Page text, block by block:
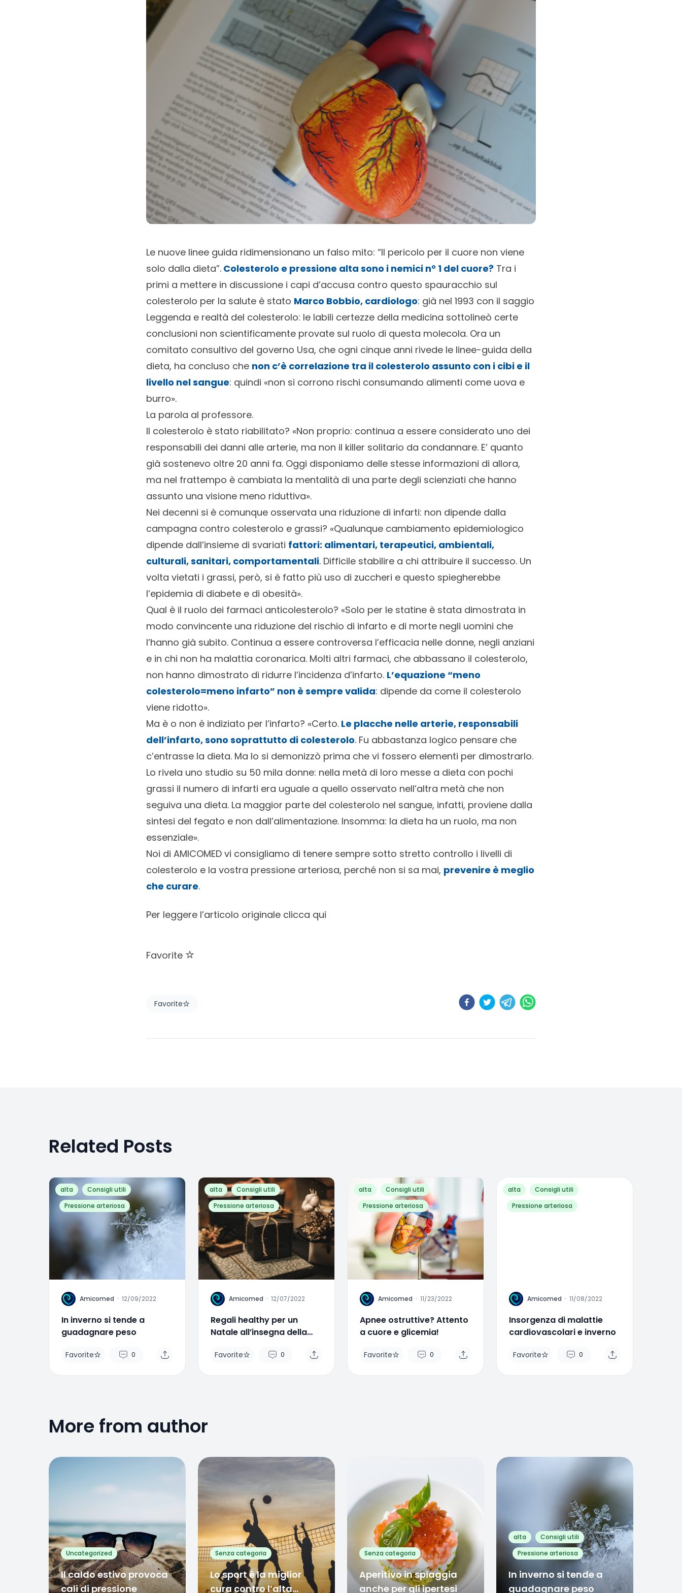
Le nuove linee guida ridimensionano un falso mito: “Il pericolo per il cuore non viene
solo dalla dieta”. Colesterolo e pressione alta sono i nemici n° 1 del cuore? Tra i
primi a mettere in discussione i capi d’accusa contro questo spauracchio sul
colesterolo per la salute è stato Marco Bobbio, cardiologo: già nel 1993 con il saggio
Leggenda e realtà del colesterolo: le labili certezze della medicina sottolineò certe
conclusioni non scientificamente provate sul ruolo di questa molecola. Ora un
comitato consultivo del governo Usa, che ogni cinque anni rivede le linee-guida della
dieta, ha concluso che non c’è correlazione tra il colesterolo assunto con i cibi e il
livello nel sangue: quindi «non si corrono rischi consumando alimenti come uova e
burro».
La parola al professore.
Il colesterolo è stato riabilitato? «Non proprio: continua a essere considerato uno dei
responsabili dei danni alle arterie, ma non il killer solitario da condannare. E’ quanto
già sostenevo oltre 20 anni fa. Oggi disponiamo delle stesse informazioni di allora,
ma nel frattempo è cambiata la mentalità di una parte degli scienziati che hanno
assunto una visione meno riduttiva».
Nei decenni si è comunque osservata una riduzione di infarti: non dipende dalla
campagna contro colesterolo e grassi? «Qualunque cambiamento epidemiologico
dipende dall’insieme di svariati fattori: alimentari, terapeutici, ambientali,
culturali, sanitari, comportamentali. Difficile stabilire a chi attribuire il successo. Un
volta vietati i grassi, però, si è fatto più uso di zuccheri e questo spiegherebbe
l’epidemia di diabete e di obesità».
Qual è il ruolo dei farmaci anticolesterolo? «Solo per le statine è stata dimostrata in
modo convincente una riduzione del rischio di infarto e di morte negli uomini che
l’hanno già subito. Continua a essere controversa l’efficacia nelle donne, negli anziani
e in chi non ha malattia coronarica. Molti altri farmaci, che abbassano il colesterolo,
non hanno dimostrato di ridurre l’incidenza d’infarto. L’equazione “meno
colesterolo=meno infarto” non è sempre valida: dipende da come il colesterolo
viene ridotto».
Ma è o non è indiziato per l’infarto? «Certo. Le placche nelle arterie, responsabili
dell’infarto, sono soprattutto di colesterolo. Fu abbastanza logico pensare che
c’entrasse la dieta. Ma lo si demonizzò prima che vi fossero elementi per dimostrarlo.
Lo rivela uno studio su 50 mila donne: nella metà di loro messe a dieta con pochi
grassi il numero di infarti era uguale a quello osservato nell’altra metà che non
seguiva una dieta. La maggior parte del colesterolo nel sangue, infatti, proviene dalla
sintesi del fegato e non dall’alimentazione. Insomma: la dieta ha un ruolo, ma non
essenziale».
Noi di AMICOMED vi consigliamo di tenere sempre sotto stretto controllo i livelli di
colesterolo e la vostra pressione arteriosa, perché non si sa mai, prevenire è meglio
che curare.
Per leggere l’articolo originale clicca qui
Favorite
Favorite
Related Posts
alta
Consigli utili
Pressione arteriosa
A Amicomed · 12/09/2022
In inverno si tende a
guadagnare peso
Favorite 0
alta
Consigli utili
Pressione arteriosa
A Amicomed · 12/07/2022
Regali healthy per un
Natale all’insegna della
Favorite 0
alta
Consigli utili
Pressione arteriosa
A Amicomed · 11/23/2022
Apnee ostruttive? Attento
a cuore e glicemia!
Favorite 0
alta
Consigli utili
Pressione arteriosa
A Amicomed · 11/08/2022
Insorgenza di malattie
cardiovascolari e inverno
Favorite 0
More from author
Uncategorized
Il caldo estivo provoca
cali di pressione
Senza categoria
Lo sport è la miglior
cura contro l’alta
0
Senza categoria
Aperitivo in spiaggia
anche per gli ipertesi
alta
Consigli utili
Pressione arteriosa
In inverno si tende a
guadagnare peso